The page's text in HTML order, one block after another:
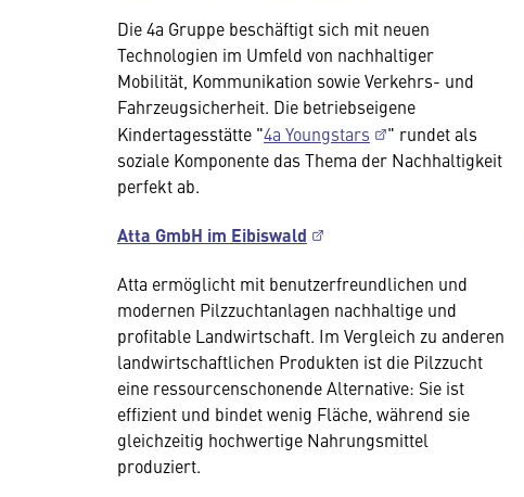
Die 4a Gruppe beschäftigt sich mit neuen
Technologien im Umfeld von nachhaltiger
Mobilität, Kommunikation sowie Verkehrs- und
Fahrzeugsicherheit. Die betriebseigene
Kindertagesstätte "4a Youngstars
" rundet als
soziale Komponente das Thema der Nachhaltigkeit
perfekt ab.
Atta GmbH im Eibiswald
Atta ermöglicht mit benutzerfreundlichen und
modernen Pilzzuchtanlagen nachhaltige und
profitable Landwirtschaft. Im Vergleich zu anderen
landwirtschaftlichen Produkten ist die Pilzzucht
eine ressourcenschonende Alternative: Sie ist
effizient und bindet wenig Fläche, während sie
gleichzeitig hochwertige Nahrungsmittel
produziert.